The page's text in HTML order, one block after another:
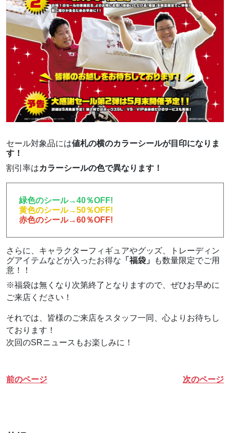
セール対象品には値札の横のカラーシールが目印になりま
す！
割引率はカラーシールの色で異なります！
緑色のシール→40％OFF!
黄色のシール→50％OFF!
赤色のシール→60％OFF!
さらに、キャラクターフィギュアやグッズ、トレーディン
グアイテムなどが入ったお得な 「福袋」
も数量限定でご用
意！！
※福袋は無くなり次第終了となりますので、ぜひお早めに
ご来店ください！
それでは、皆様のご来店をスタッフ一同、心よりお待ちし
ております！
次回のSRニュースもお楽しみに！
前のページ 次のページ